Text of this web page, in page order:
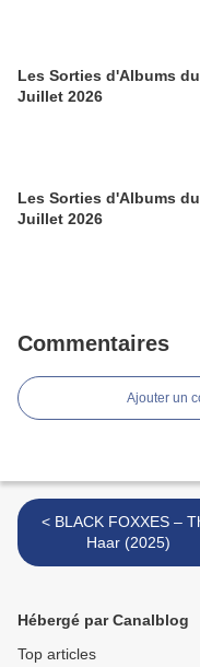
Les Sorties d'Albums
Juillet 2026
Les Sorties d'Albums
Juillet 2026
Commentaires
Ajouter un
< BLACK FOXXES – The
Haar (2025)
Hébergé par Canalblog
Top articles